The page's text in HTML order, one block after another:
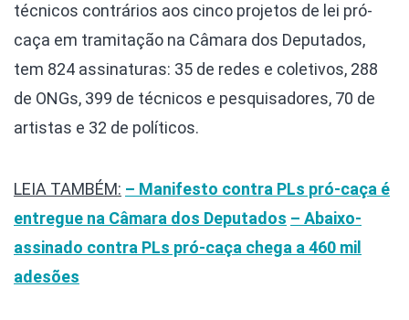
técnicos contrários aos cinco projetos de lei pró-
caça em tramitação na Câmara dos Deputados,
tem 824 assinaturas: 35 de redes e coletivos, 288
de ONGs, 399 de técnicos e pesquisadores, 70 de
artistas e 32 de políticos.
LEIA TAMBÉM: – Manifesto contra PLs pró-caça é
entregue na Câmara dos Deputados – Abaixo-
assinado contra PLs pró-caça chega a 460 mil
adesões